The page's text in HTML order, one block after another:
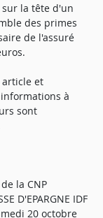
la tête d'un
des primes
de l'assuré
article et
à
sont
la CNP
D'EPARGNE IDF
20 octobre